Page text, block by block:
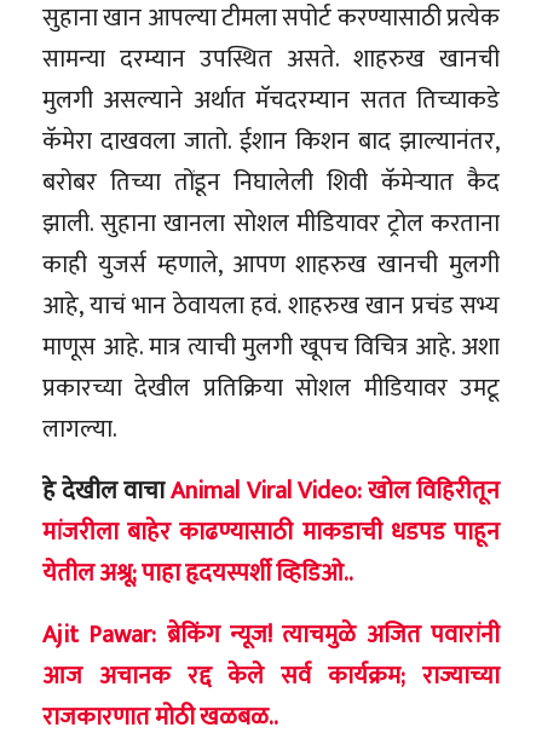
सुहाना खान आपल्या टीमला सपोर्ट करण्यासाठी प्रत्येक
सामन्या दरम्यान उपस्थित असते. शाहरुख खानची
मुलगी असल्याने अर्थात मॅचदरम्यान सतत तिच्याकडे
कॅमेरा दाखवला जातो. ईशान किशन बाद झाल्यानंतर,
बरोबर तिच्या तोंडून निघालेली शिवी कॅमेऱ्यात कैद
झाली. सुहाना खानला सोशल मीडियावर ट्रोल करताना
काही युजर्स म्हणाले, आपण शाहरुख खानची मुलगी
आहे, याचं भान ठेवायला हवं. शाहरुख खान प्रचंड सभ्य
माणूस आहे. मात्र त्याची मुलगी खूपच विचित्र आहे. अशा
प्रकारच्या देखील प्रतिक्रिया सोशल मीडियावर उमटू
लागल्या.
हे देखील वाचाAnimal Viral Video: खोल विहिरीतून
मांजरीला बाहेर काढण्यासाठी माकडाची धडपड पाहून
येतील अश्रू; पाहा हृदयस्पर्शी व्हिडिओ..
Ajit Pawar: ब्रेकिंग न्यूज! त्याचमुळे अजित पवारांनी
आज अचानक रद्द केले सर्व कार्यक्रम; राज्याच्या
राजकारणात मोठी खळबळ..